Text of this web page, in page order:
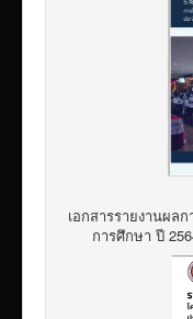
เอกสารรายงานผล
การศึกษา ปี